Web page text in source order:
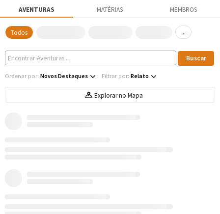
AVENTURAS MATÉRIAS MEMBROS
Todos ...
Ordenar por: Novos Destaques Filtrar por: Relato
Explorar no Mapa